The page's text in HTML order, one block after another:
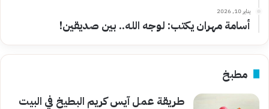
يناير 10, 2026
أسامة مهران يكتب: لوجه الله.. بين صديقين!
مطبخ
طريقة عمل آيس كريم البطيخ في البيت